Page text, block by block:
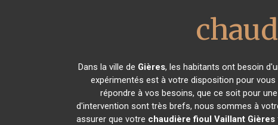
Dans la ville de Gières, les habitants ont besoin
expérimentés est à votre disposition pour
répondre à vos besoins, que ce soit pour
d'intervention sont très brefs, nous sommes à
assurer que votre chaudière fioul Vaillant Gières